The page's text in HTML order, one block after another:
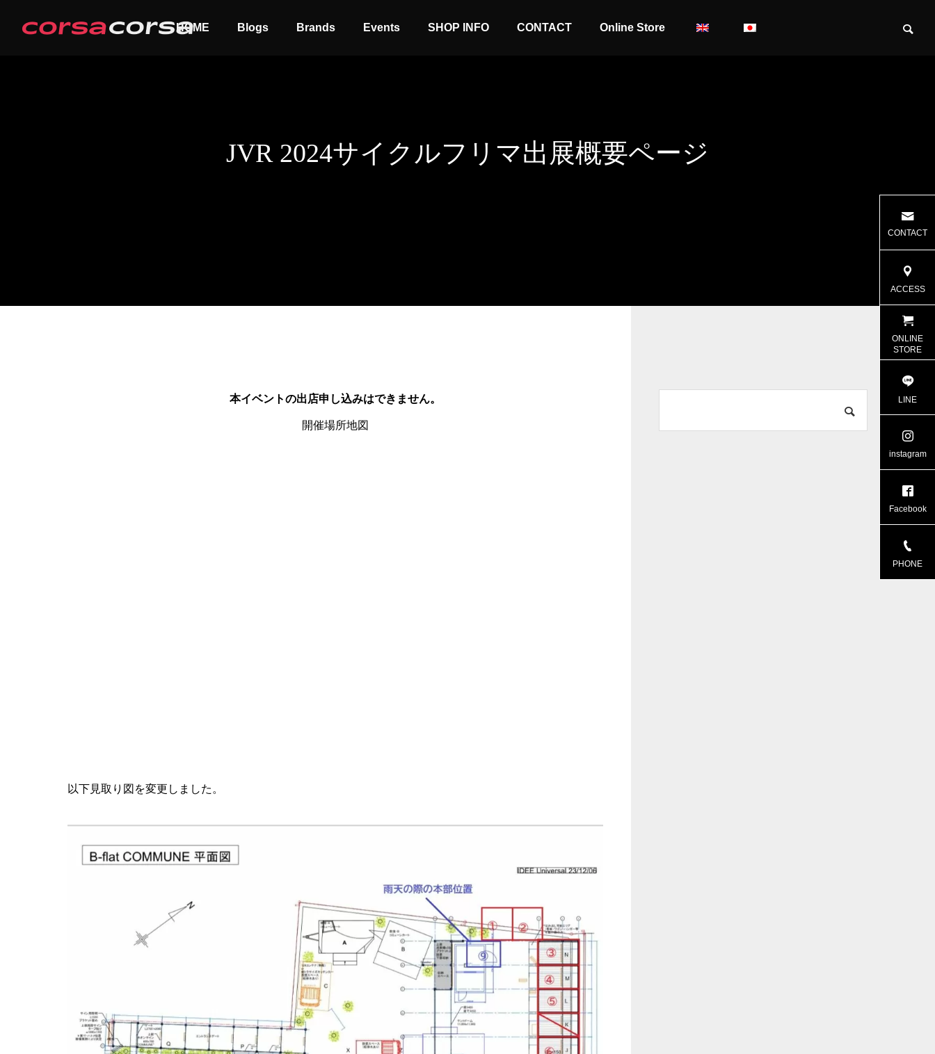
HOME Blogs Brands Events SHOP INFO CONTACT Online Store
JVR 2024サイ ク ルフ リ マ出 展概要ページ
本イベントの出店申し込みはできません。
開催場所地図
以下見取り図を変更しました。
CONTACT
ACCESS
ONLINE
STORE
LINE
instagram
Facebook
PHONE